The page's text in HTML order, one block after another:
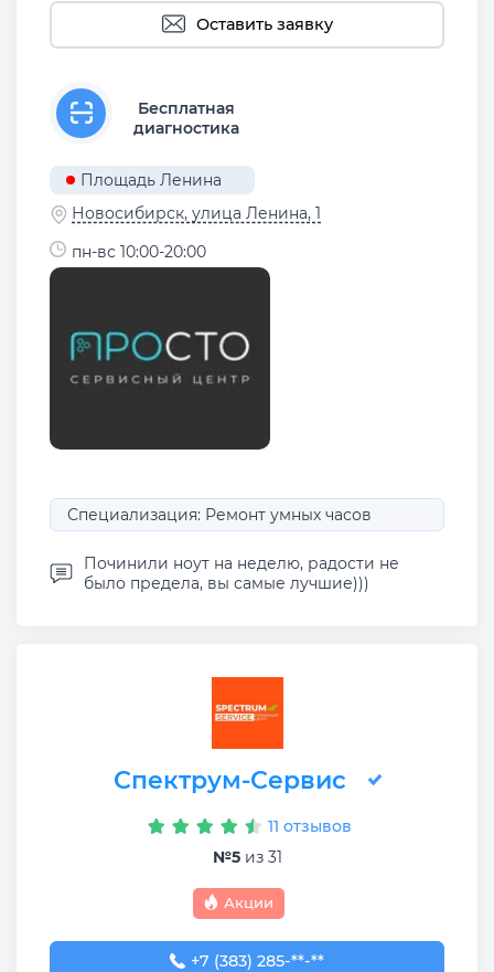
Оставить заявку
Бесплатная
диагностика
Площадь Ленина
Новосибирск, улица Ленина, 1
пн-вс 10:00-20:00
Специализация: Ремонт умных часов
Починили ноут на неделю, радости не
было предела, вы самые лучшие)))
Спектрум-Сервис
11 отзывов
№5из 31
Акции
+7 (383) 285-96-21
+7 (383) 285-**-**